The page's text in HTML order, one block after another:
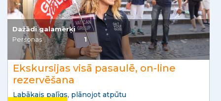
Dažādi galamērķi
Personas
1
Ekskursijas visā pasaulē, on-line
rezervēšana
Labākais palīgs, plānojot atpūtu